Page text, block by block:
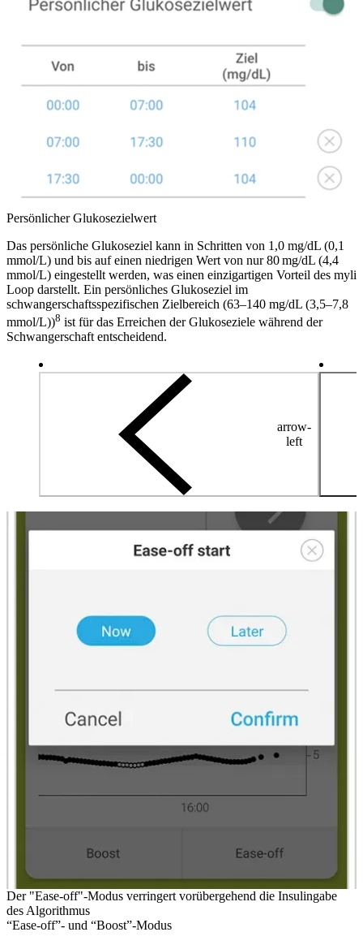
Persönlicher Glukosezielwert
Das persönliche Glukoseziel kann in Schritten von 1,0 mg/dL (0,1
mmol/L) und bis auf einen niedrigen Wert von nur80 mg/dL (4,4
mmol/L) eingestellt werden, was einen einzigartigen Vorteil des
Loop darstellt. Ein persönliches Glukoseziel im
schwangerschaftsspezifischen Zielbereich (63–140 mg/dL (3,5–7,8
mmol/L))8 ist für das Erreichen der Glukoseziele während der
Schwangerschaft entscheidend.
arrow-
left
Der "Ease-off"-Modus verringert vorübergehend die Insulingabe
des Algorithmus
“Ease-off”- und “Boost”-Modus